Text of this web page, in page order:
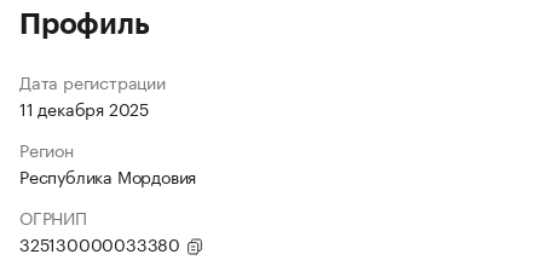
Профиль
Дата регистрации
11 декабря 2025
Регион
Республика Мордовия
ОГРНИП
325130000033380